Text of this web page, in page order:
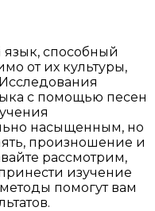
язык, способный
от их культуры,
с помощью песен
насыщенным, но
произношение и
рассмотрим,
изучение
помогут вам